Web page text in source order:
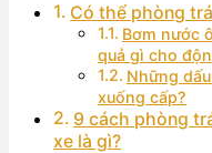
Có thể phòng
Bơm nước
quả gì cho
Những
xuống cấp?
9 cách phòng
xe là gì?